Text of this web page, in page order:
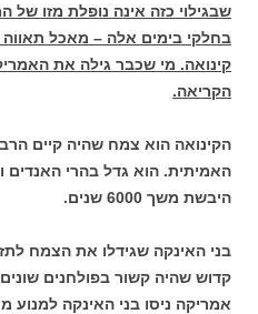
שבגילוי כזה אינה נופלת מזו של
בחלקי בימים אלה – מאכל תאווה
קינואה. מי שכבר גילה את
הקריאה.
הקינואה הוא צמח שהיה קיים
האמיתית. הוא גדל בהרי האנדים
היבשת משך 6000 שנים.
בני האינקה שגידלו את הצמח
קדוש שהיה קשור בפולחנים
אמריקה ניסו בני האינקה